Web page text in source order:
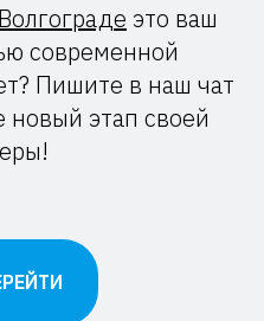
это ваш
современной
Пишите в наш чат
новый этап своей